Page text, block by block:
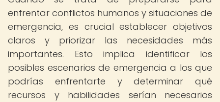
enfrentar conflictos humanos y situaciones de
emergencia, es crucial establecer objetivos
claros y priorizar las necesidades más
importantes. Esto implica identificar los
posibles escenarios de emergencia a los que
podrías enfrentarte y determinar qué
recursos y habilidades serían necesarios